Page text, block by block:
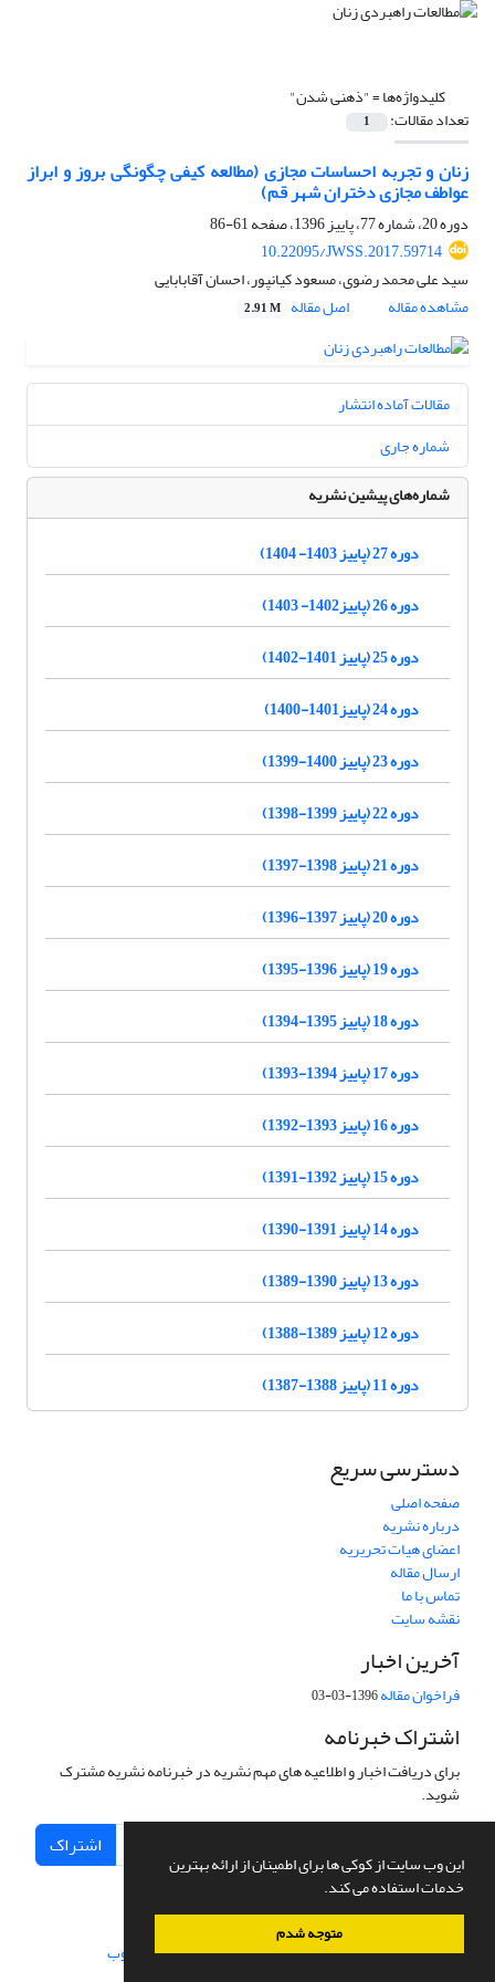
این وب سایت از کوکی ها برای اطمینان از ارائه بهترین
خدمات استفاده می کند.
متوجه شدم
کلیدواژه‌ها ="ذهنی شدن"
تعداد مقالات: 1
زنان و تجربه احساسات مجازی (مطالعه کیفی چگونگی بروز و ابراز
عواطف مجازی دختران شهر قم)
دوره 20، شماره 77، پاییز 1396، صفحه
61-86
10.22095/JWSS.2017.59714
سید علی محمد رضوی، مسعود کیانپور، احسان آقابابایی
مشاهده مقاله
اصل مقاله 2.91 M
مقالات آماده انتشار
شماره جاری
شماره‌های پیشین نشریه
دوره 27 (پاییز 1403- 1404)
دوره 26 (پاییز1402- 1403)
دوره 25 (پاییز 1401-1402)
دوره 24 (پاییز1401-1400)
دوره 23 (پاییز 1400-1399)
دوره 22 (پاییز 1399-1398)
دوره 21 (پاییز 1398-1397)
دوره 20 (پاییز 1397-1396)
دوره 19 (پاییز 1396-1395)
دوره 18 (پاییز 1395-1394)
دوره 17 (پاییز 1394-1393)
دوره 16 (پاییز 1393-1392)
دوره 15 (پاییز 1392-1391)
دوره 14 (پاییز 1391-1390)
دوره 13 (پاییز 1390-1389)
دوره 12 (پاییز 1389-1388)
دوره 11 (پاییز 1388-1387)
دسترسی سریع
صفحه اصلی
درباره نشریه
اعضای هیات تحریریه
ارسال مقاله
تماس با ما
نقشه سایت
آخرین اخبار
فراخوان مقاله1396-03-03
اشتراک خبرنامه
برای دریافت اخبار و اطلاعیه های مهم نشریه در خبرنامه نشریه مشترک
شوید.
اشتراک
سامانه مدیریت نشریات علمی.طراحی و پیاده سازی از سیناوب